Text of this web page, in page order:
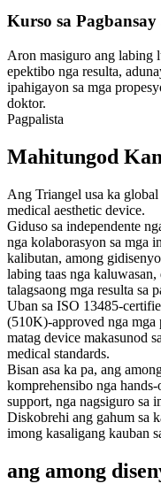
Kurso sa
Aron masiguro ang labing
epektibo nga resulta,
ipahigayon sa mga
doktor.
Pagpalista
Mahitungod
Ang Triangel usa ka
medical aesthetic device.
Giduso sa independente
nga kolaborasyon sa mga
kalibutan, among
labing taas nga
talagsaong mga resulta sa
Uban sa ISO 13485-
(510K)-approved nga mga
matag device makasunod
medical standards.
Bisan asa ka pa, ang
komprehensibo nga
support, nga nagsiguro sa
Diskobrehi ang gahum sa
imong kasaligang kauban
ang among